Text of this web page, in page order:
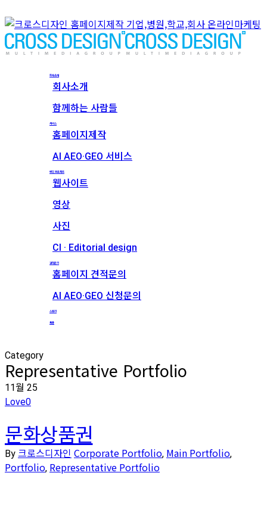
회사소개
회사소개
함께하는 사람들
서비스
홈페이지제작
AI AEO·GEO 서비스
메인 프로젝트
웹사이트
영상
사진
CI · Editorial design
견적문의
홈페이지 견적문의
AI AEO·GEO 신청문의
스토리
채용
Category
Representative Portfolio
11월 25
Love0
문화상품권
By 크로스디자인 Corporate Portfolio, Main Portfolio,
Portfolio, Representative Portfolio